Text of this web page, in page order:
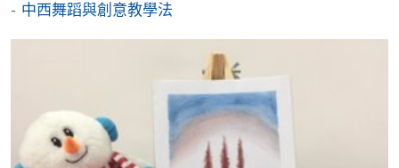
報讀新課程
凡以「先到先得」為取錄方式的課程，請填妥
SF26報名表，親往 報名中心或以郵遞方式連同學
費以及所需證明文件呈交。
中西舞蹈與創意教學法